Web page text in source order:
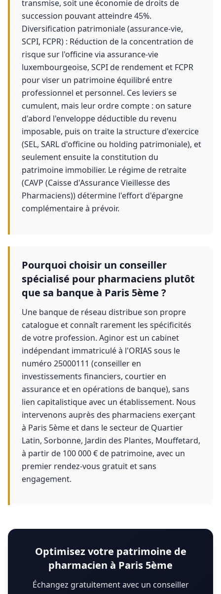
transmise, soit une économie de droits de
succession pouvant atteindre 45%.
Diversification patrimoniale (assurance-vie,
SCPI, FCPR) : Réduction de la concentration de
risque sur l'officine via assurance-vie
luxembourgeoise, SCPI de rendement et FCPR
pour viser un patrimoine équilibré entre
professionnel et personnel. Ces leviers se
cumulent, mais leur ordre compte : on sature
d'abord l'enveloppe déductible du revenu
imposable, puis on traite la structure d'exercice
(SEL, SARL d'officine ou holding patrimoniale), et
seulement ensuite la constitution du
patrimoine immobilier. Le régime de retraite
(CAVP (Caisse d'Assurance Vieillesse des
Pharmaciens)) détermine l'effort d'épargne
complémentaire à prévoir.
Pourquoi choisir un conseiller
spécialisé pour pharmaciens plutôt
que sa banque à Paris 5ème ?
Une banque de réseau distribue son propre
catalogue et connaît rarement les spécificités
de votre profession. Aginor est un cabinet
indépendant immatriculé à l'ORIAS sous le
numéro 25000111 (conseiller en
investissements financiers, courtier en
assurance et en opérations de banque), sans
lien capitalistique avec un établissement. Nous
intervenons auprès des pharmaciens exerçant
à Paris 5ème et dans le secteur de Quartier
Latin, Sorbonne, Jardin des Plantes, Mouffetard,
à partir de 100 000 € de patrimoine, avec un
premier rendez-vous gratuit et sans
engagement.
Optimisez votre patrimoine de
pharmacien à Paris 5ème
Échangez gratuitement avec un conseiller